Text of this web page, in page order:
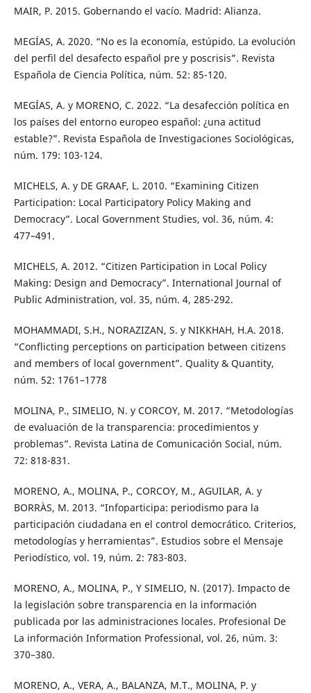
MAIR, P. 2015. Gobernando el vacío. Madrid: Alianza.
MEGÍAS, A. 2020. “No es la economía, estúpido. La evolución
del perfil del desafecto español pre y poscrisis”. Revista
Española de Ciencia Política, núm. 52: 85-120.
MEGÍAS, A. y MORENO, C. 2022. “La desafección política en
los países del entorno europeo español: ¿una actitud
estable?”. Revista Española de Investigaciones Sociológicas,
núm. 179: 103-124.
MICHELS, A. y DE GRAAF, L. 2010. “Examining Citizen
Participation: Local Participatory Policy Making and
Democracy”. Local Government Studies, vol. 36, núm. 4:
477–491.
MICHELS, A. 2012. “Citizen Participation in Local Policy
Making: Design and Democracy”. International Journal of
Public Administration, vol. 35, núm. 4, 285-292.
MOHAMMADI, S.H., NORAZIZAN, S. y NIKKHAH, H.A. 2018.
“Conflicting perceptions on participation between citizens
and members of local government”. Quality & Quantity,
núm. 52: 1761–1778
MOLINA, P., SIMELIO, N. y CORCOY, M. 2017. “Metodologías
de evaluación de la transparencia: procedimientos y
problemas”. Revista Latina de Comunicación Social, núm.
72: 818-831.
MORENO, A., MOLINA, P., CORCOY, M., AGUILAR, A. y
BORRÀS, M. 2013. “Infoparticipa: periodismo para la
participación ciudadana en el control democrático. Criterios,
metodologías y herramientas”. Estudios sobre el Mensaje
Periodístico, vol. 19, núm. 2: 783-803.
MORENO, A., MOLINA, P., Y SIMELIO, N. (2017). Impacto de
la legislación sobre transparencia en la información
publicada por las administraciones locales. Profesional De
La información Information Professional, vol. 26, núm. 3:
370–380.
MORENO, A., VERA, A., BALANZA, M.T., MOLINA, P. y